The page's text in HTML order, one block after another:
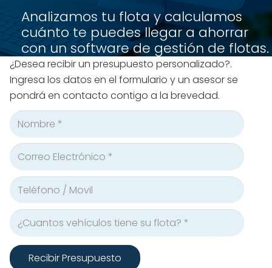
Analizamos tu flota y calculamos
cuánto te puedes llegar a ahorrar
con un software de gestión de flotas.
¿Desea recibir un presupuesto personalizado?.
Ingresa los datos en el formulario y un asesor se
pondrá en contacto contigo a la brevedad.